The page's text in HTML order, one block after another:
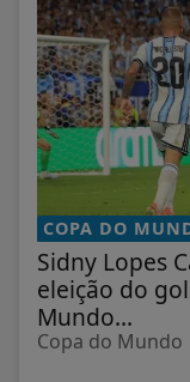
COPA DO
Sidny Lopes
eleição do
Mundo...
Copa do Mundo